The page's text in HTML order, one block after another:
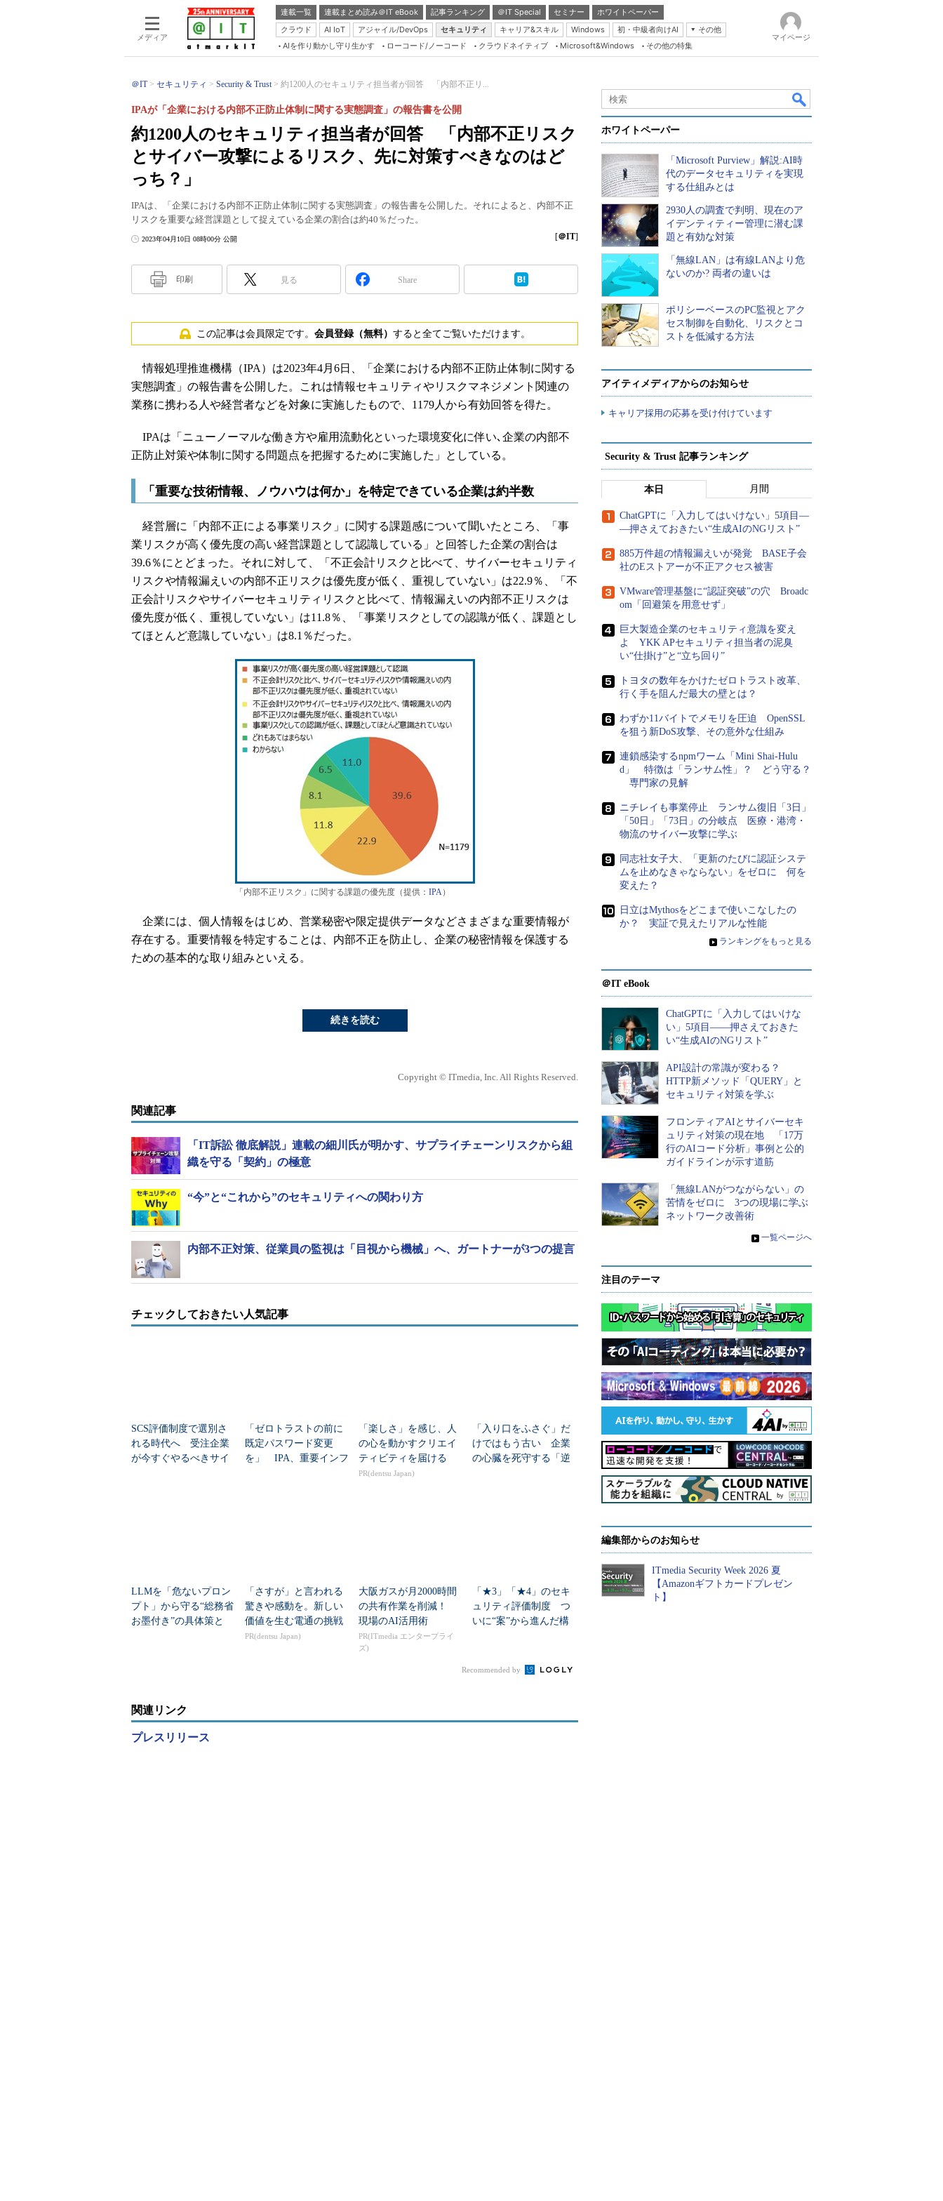
メディア
連載一覧 連載まとめ読み＠IT eBook 記事ランキング ＠IT Special セミナー
ホワイトペーパー
クラウド
AI IoT アジャイル/DevOps セキュリティ キャリア&スキル Windows 初・中級者向けAI
その他
Server & Storage
Java Agile
Database Expert
Master of IP Network
Security & Trust
AIを作り動かし守り生かす ローコード/ノーコード クラウドネイティブ Microsoft&Windows その他の特集
マイページ
＠IT セキュリティ Security & Trust 約1200人のセキュリティ担当者が回答 「内部不正リ...
約1200人のセキュリティ担当者が回答 「内部不正リスク
とサイバー攻撃によるリスク、先に対策すべきなのはど
っち？」
IPAが「企業における内部不正防止体制に関する実態調査」の報告書を公開
IPAは、「企業における内部不正防止体制に関する実態調査」の報告書を公開した。それによると、内部不正
リスクを重要な経営課題として捉えている企業の割合は約40％だった。
2023年04月10日 08時00分 公開 [＠IT]
印刷 見る Share
この記事は会員限定です。 会員登録（無料） すると全てご覧いただけます。
情報処理推進機構（IPA）は2023年4月6日、「企業における内部不正防止体制に関する
実態調査」の報告書を公開した。これは情報セキュリティやリスクマネジメント関連の
業務に携わる人や経営者などを対象に実施したもので、1179人から有効回答を得た。
IPAは「ニューノーマルな働き方や雇用流動化といった環境変化に伴い､企業の内部不
正防止対策や体制に関する問題点を把握するために実施した」としている。
「重要な技術情報、ノウハウは何か」を特定できている企業は約半数
経営層に「内部不正による事業リスク」に関する課題感について聞いたところ、「事
業リスクが高く優先度の高い経営課題として認識している」と回答した企業の割合は
39.6％にとどまった。それに対して、「不正会計リスクと比べて、サイバーセキュリティ
リスクや情報漏えいの内部不正リスクは優先度が低く、重視していない」は22.9％、「不
正会計リスクやサイバーセキュリティリスクと比べて、情報漏えいの内部不正リスクは
優先度が低く、重視していない」は11.8％、「事業リスクとしての認識が低く、課題とし
てほとんど意識していない」は8.1％だった。
「内部不正リスク」に関する課題の優先度（提供： IPA）
企業には、個人情報をはじめ、営業秘密や限定提供データなどさまざまな重要情報が
存在する。重要情報を特定することは、内部不正を防止し、企業の秘密情報を保護する
ための基本的な取り組みといえる。
続きを読む
Copyright © ITmedia, Inc. All Rights Reserved.
関連記事
「IT訴訟 徹底解説」連載の細川氏が明かす、サプライチェーンリスクから組
織を守る「契約」の極意
“今”と“これから”のセキュリティへの関わり方
内部不正対策、従業員の監視は「目視から機械」へ、ガートナーが3つの提言
チェックしておきたい人気記事
SCS評価制度で選別さ
れる時代へ 受注企業
が今すぐやるべきサイ
「ゼロトラストの前に
既定パスワード変更
を」 IPA、重要インフ
「楽しさ」を感じ、人
の心を動かすクリエイ
ティビティを届ける
PR(dentsu Japan)
「入り口をふさぐ」だ
けではもう古い 企業
の心臓を死守する「逆
LLMを「危ないプロン
プト」から守る“総務省
お墨付き”の具体策と
「さすが」と言われる
驚きや感動を。新しい
価値を生む電通の挑戦
PR(dentsu Japan)
大阪ガスが月2000時間
の共有作業を削減！
現場のAI活用術
PR(ITmedia エンタープライ
ズ)
「★3」「★4」のセキ
ュリティ評価制度 つ
いに“案”から進んだ構
Recommended by
関連リンク
プレスリリース
ホワイトペーパー
「Microsoft Purview」解説:AI時
代のデータセキュリティを実現
する仕組みとは
2930人の調査で判明、現在のア
イデンティティー管理に潜む課
題と有効な対策
「無線LAN」は有線LANより危
ないのか? 両者の違いは
ポリシーベースのPC監視とアク
セス制御を自動化、リスクとコ
ストを低減する方法
アイティメディアからのお知らせ
キャリア採用の応募を受け付けています
Security & Trust 記事ランキング
本日 月間
ChatGPTに「入力してはいけない」5項目―
―押さえておきたい“生成AIのNGリスト”
885万件超の情報漏えいが発覚 BASE子会
社のEストアーが不正アクセス被害
VMware管理基盤に“認証突破”の穴 Broadc
om「回避策を用意せず」
巨大製造企業のセキュリティ意識を変え
よ YKK APセキュリティ担当者の泥臭
い“仕掛け”と“立ち回り”
トヨタの数年をかけたゼロトラスト改革、
行く手を阻んだ最大の壁とは？
わずか11バイトでメモリを圧迫 OpenSSL
を狙う新DoS攻撃、その意外な仕組み
連鎖感染するnpmワーム「Mini Shai-Hulu
d」 特徴は「ランサム性」？ どう守る？
専門家の見解
ニチレイも事業停止 ランサム復旧「3日」
「50日」「73日」の分岐点 医療・港湾・
物流のサイバー攻撃に学ぶ
同志社女子大、「更新のたびに認証システ
ムを止めなきゃならない」をゼロに 何を
変えた？
日立はMythosをどこまで使いこなしたの
か？ 実証で見えたリアルな性能
» ランキングをもっと見る
＠IT eBook
ChatGPTに「入力してはいけな
い」5項目――押さえておきた
い“生成AIのNGリスト”
API設計の常識が変わる？
HTTP新メソッド「QUERY」と
セキュリティ対策を学ぶ
フロンティアAIとサイバーセキ
ュリティ対策の現在地 「17万
行のAIコード分析」事例と公的
ガイドラインが示す道筋
「無線LANがつながらない」の
苦情をゼロに 3つの現場に学ぶ
ネットワーク改善術
» 一覧ページへ
注目のテーマ
編集部からのお知らせ
ITmedia Security Week 2026 夏
【Amazonギフトカードプレゼン
ト】